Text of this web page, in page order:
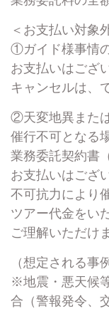
＜お支払い対象
①ガイド様事情
お支払いはござ
キャンセルは、
②天変地異また
催行不可となる
業務委託契約書
お支払いはござ
不可抗力により
ツアー代金をい
ご理解いただけ
（想定される事
※地震・悪天候
合（警報発令、